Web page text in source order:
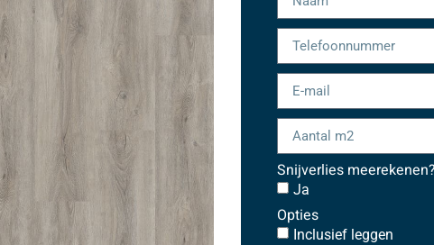
Snijverlies meerekenen?
Ja
Opties
Inclusief leggen